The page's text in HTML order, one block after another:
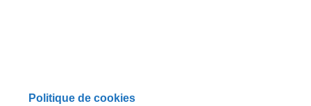
Politique de cookies